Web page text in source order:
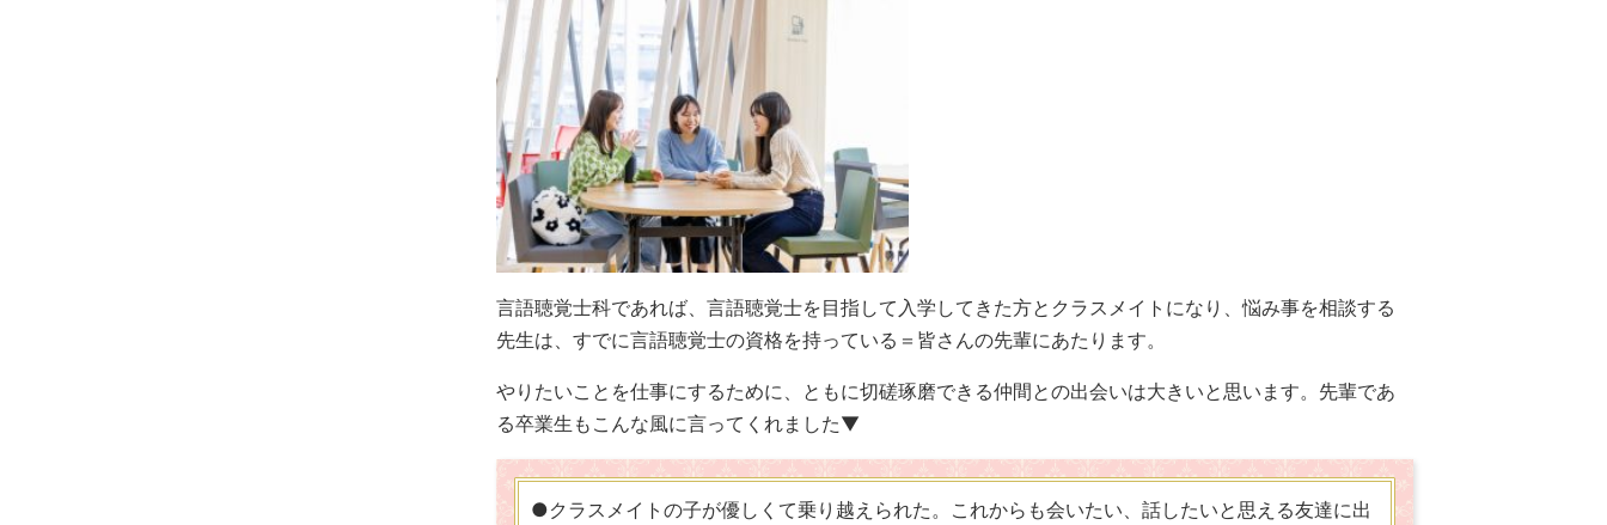
言語聴覚士科であれば、言語聴覚士を目指して入学してきた方とクラスメイトになり、悩み事を相談する
先生は、すでに言語聴覚士の資格を持っている＝皆さんの先輩にあたります。
やりたいことを仕事にするために、ともに切磋琢磨できる仲間との出会いは大きいと思います。先輩であ
る卒業生もこんな風に言ってくれました▼
●クラスメイトの子が優しくて乗り越えられた。これからも会いたい、話したいと思える友達に出